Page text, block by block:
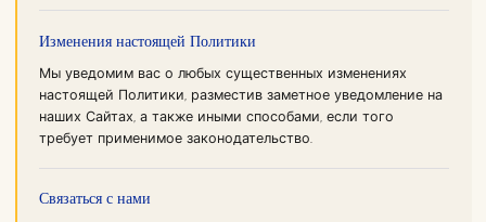
Изменения настоящей Политики
Мы уведомим вас о любых существенных изменениях
настоящей Политики, разместив заметное уведомление на
наших Сайтах, а также иными способами, если того
требует применимое законодательство.
Связаться с нами